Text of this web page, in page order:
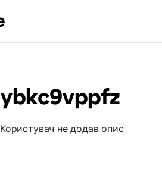
ybkc9vppfz
Користувач не додав опис